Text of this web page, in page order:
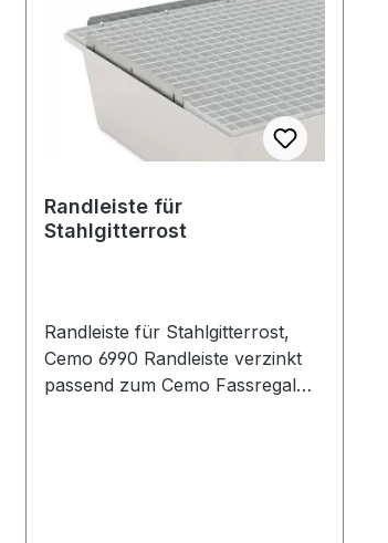
Randleiste für
Stahlgitterrost
Randleiste für Stahlgitterrost,
Cemo 6990 Randleiste verzinkt
passend zum Cemo Fassregal